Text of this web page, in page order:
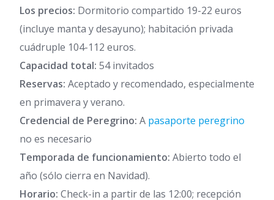
Los precios: Dormitorio compartido 19-22 euros
(incluye manta y desayuno); habitación privada
cuádruple 104-112 euros.
Capacidad total: 54 invitados
Reservas: Aceptado y recomendado, especialmente
en primavera y verano.
Credencial de Peregrino: A pasaporte peregrino
no es necesario
Temporada de funcionamiento: Abierto todo el
año (sólo cierra en Navidad).
Horario: Check-in a partir de las 12:00; recepción